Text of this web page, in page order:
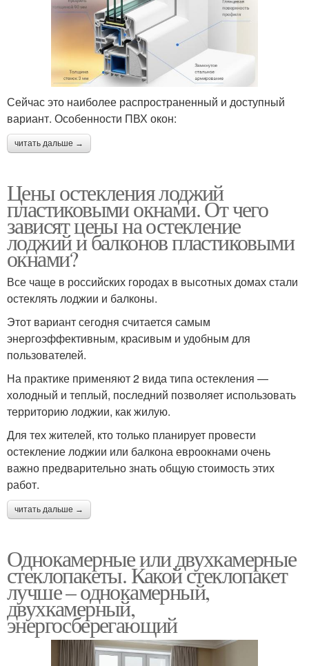
Сейчас это наиболее распространенный и доступный
вариант. Особенности ПВХ окон:
читать дальше →
Цены остекления лоджий
пластиковыми окнами. От чего
зависят цены на остекление
лоджий и балконов пластиковыми
окнами?
Все чаще в российских городах в высотных домах стали
остеклять лоджии и балконы.
Этот вариант сегодня считается самым
энергоэффективным, красивым и удобным для
пользователей.
На практике применяют 2 вида типа остекления —
холодный и теплый, последний позволяет использовать
территорию лоджии, как жилую.
Для тех жителей, кто только планирует провести
остекление лоджии или балкона евроокнами очень
важно предварительно знать общую стоимость этих
работ.
читать дальше →
Однокамерные или двухкамерные
стеклопакеты. Какой стеклопакет
лучше – однокамерный,
двухкамерный,
энергосберегающий